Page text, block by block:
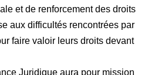
et de renforcement des droits
aux difficultés rencontrées par
faire valoir leurs droits devant
Juridique aura pour mission